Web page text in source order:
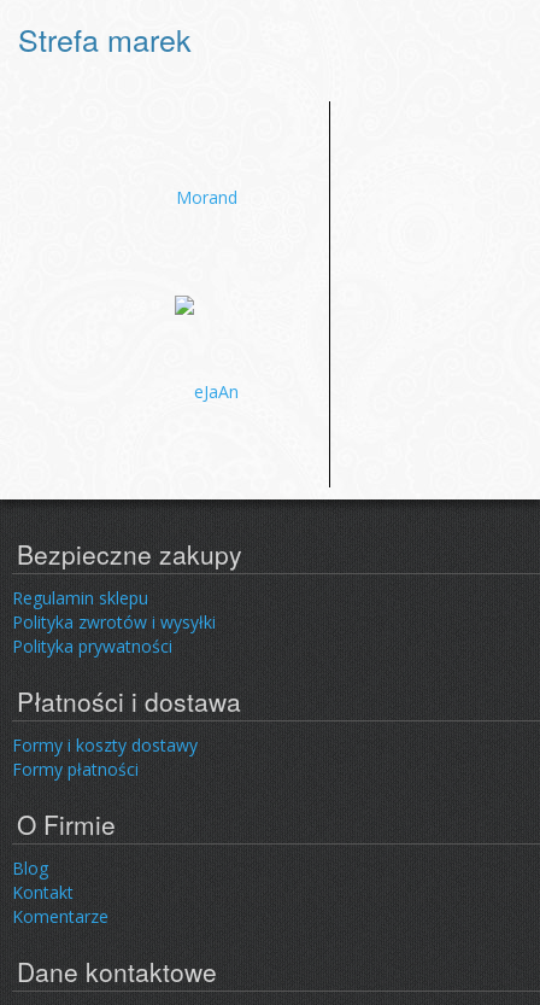
Strefa marek
Morand
Bezpieczne zakupy
Regulamin sklepu
Polityka zwrotów i wysyłki
Polityka prywatności
Płatności i dostawa
Formy i koszty dostawy
Formy płatności
O Firmie
Blog
Kontakt
Komentarze
Dane kontaktowe